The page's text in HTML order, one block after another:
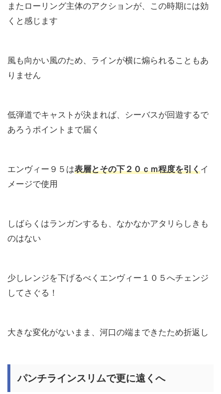
またローリング主体のアクションが、この時期には効
くと感じます
風も向かい風のため、ラインが横に煽られることもあ
りません
低弾道でキャストが決まれば、シーバスが回遊するで
あろうポイントまで届く
エンヴィー９５は表層とその下２０ｃｍ程度を引くイ
メージで使用
しばらくはランガンするも、なかなかアタリらしきも
のはない
少しレンジを下げるべくエンヴィー１０５へチェンジ
してさぐる！
大きな変化がないまま、河口の端まできたため折返し
パンチラインスリムで更に遠くへ